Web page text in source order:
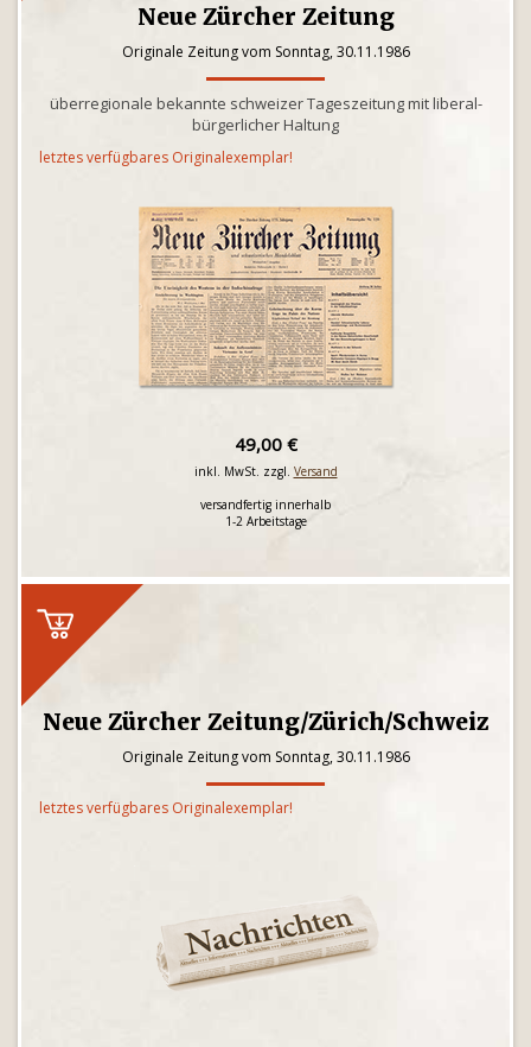
Neue Zürcher Zeitung
Originale Zeitung vom Sonntag, 30.11.1986
überregionale bekannte schweizer Tageszeitung mit liberal-
bürgerlicher Haltung
letztes verfügbares Originalexemplar!
49,00 €
inkl. MwSt. zzgl. Versand
versandfertig innerhalb
1-2 Arbeitstage
Neue Zürcher Zeitung/Zürich/Schweiz
Originale Zeitung vom Sonntag, 30.11.1986
letztes verfügbares Originalexemplar!